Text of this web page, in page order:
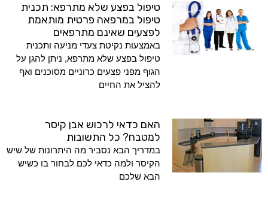
טיפול בפצע שלא מתרפא: תכנית
טיפול במרפאה פרטית מותאמת
לפצעים שאינם מתרפאים
באמצעות נקיטת צעדי מניעה ותכנית
טיפול בפצע שלא מתרפא, ניתן להגן על
הגוף מפני פצעים כרוניים מסוכנים ואף
להציל את החיים
האם כדאי לרכוש אבן קיסר
למטבח? כל התשובות
במדריך הבא נסביר מה היתרונות של שיש
הקיסר ולמה כדאי לכם לבחור בו כשיש
הבא שלכם